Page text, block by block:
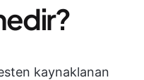
kaynaklanan